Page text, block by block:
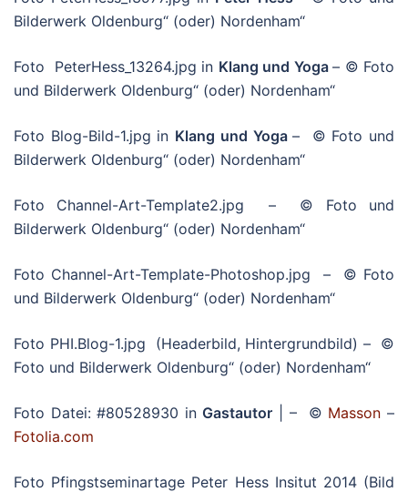
Bilderwerk Oldenburg“ (oder) Nordenham“
Foto PeterHess_13264.jpg in Klang und Yoga– © Foto
und Bilderwerk Oldenburg“ (oder) Nordenham“
Foto Blog-Bild-1.jpg in Klang und Yoga– © Foto und
Bilderwerk Oldenburg“ (oder) Nordenham“
Foto Channel-Art-Template2.jpg – © Foto und
Bilderwerk Oldenburg“ (oder) Nordenham“
Foto Channel-Art-Template-Photoshop.jpg – © Foto
und Bilderwerk Oldenburg“ (oder) Nordenham“
Foto PHI.Blog-1.jpg (Headerbild, Hintergrundbild) – ©
Foto und Bilderwerk Oldenburg“ (oder) Nordenham“
Foto Datei: #80528930 in Gastautor | – © Masson –
Fotolia.com
Foto Pfingstseminartage Peter Hess Insitut 2014 (Bild